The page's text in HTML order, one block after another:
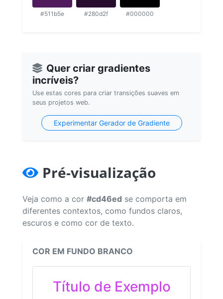
#511b5e #280d2f #000000
Quer criar gradientes
incríveis?
Use estas cores para criar transições suaves em
seus projetos web.
Experimentar Gerador de Gradiente
Pré-visualização
Veja como a cor #cd46ed se comporta em
diferentes contextos, como fundos claros,
escuros e como cor de texto.
COR EM FUNDO BRANCO
Título de Exemplo